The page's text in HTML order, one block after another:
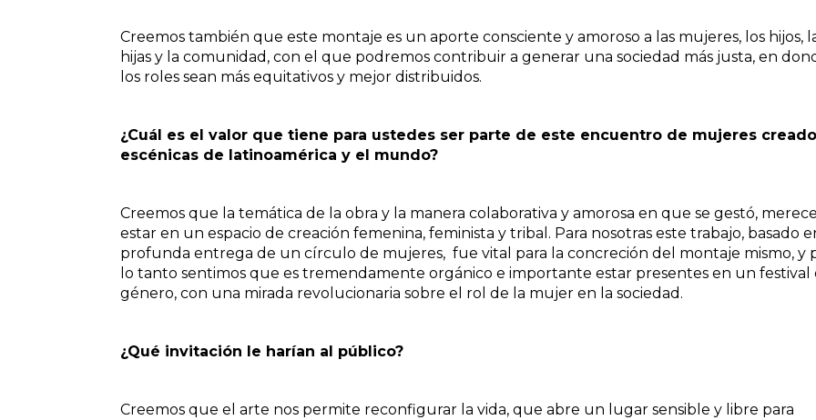
Creemos también que este montaje es un aporte consciente y amoroso a las mujeres, los hijos,
hijas y la comunidad, con el que podremos contribuir a generar una sociedad más justa, en
los roles sean más equitativos y mejor distribuidos.
¿Cuál es el valor que tiene para ustedes ser parte de este encuentro de mujeres
escénicas de latinoamérica y el mundo?
Creemos que la temática de la obra y la manera colaborativa y amorosa en que se gestó, merece
estar en un espacio de creación femenina, feminista y tribal. Para nosotras este trabajo, basado
profunda entrega de un círculo de mujeres, fue vital para la concreción del montaje mismo, y
lo tanto sentimos que es tremendamente orgánico e importante estar presentes en un festival
género, con una mirada revolucionaria sobre el rol de la mujer en la sociedad.
¿Qué invitación le harían al público?
Creemos que el arte nos permite reconfigurar la vida, que abre un lugar sensible y libre para